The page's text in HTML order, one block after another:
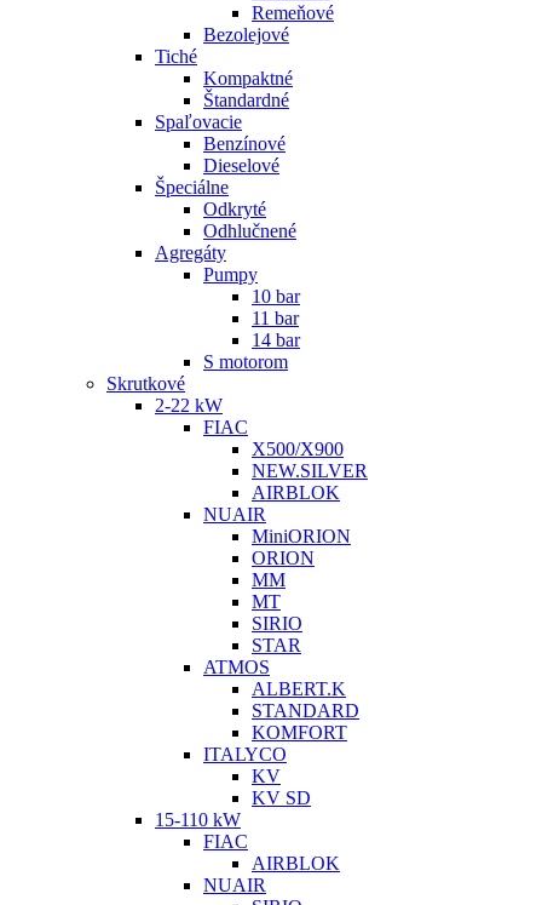
Remeňové
Bezolejové
Tiché
Kompaktné
Štandardné
Spaľovacie
Benzínové
Dieselové
Špeciálne
Odkryté
Odhlučnené
Agregáty
Pumpy
10 bar
11 bar
14 bar
S motorom
Skrutkové
2-22 kW
FIAC
X500/X900
NEW.SILVER
AIRBLOK
NUAIR
MiniORION
ORION
MM
MT
SIRIO
STAR
ATMOS
ALBERT.K
STANDARD
KOMFORT
ITALYCO
KV
KV SD
15-110 kW
FIAC
AIRBLOK
NUAIR